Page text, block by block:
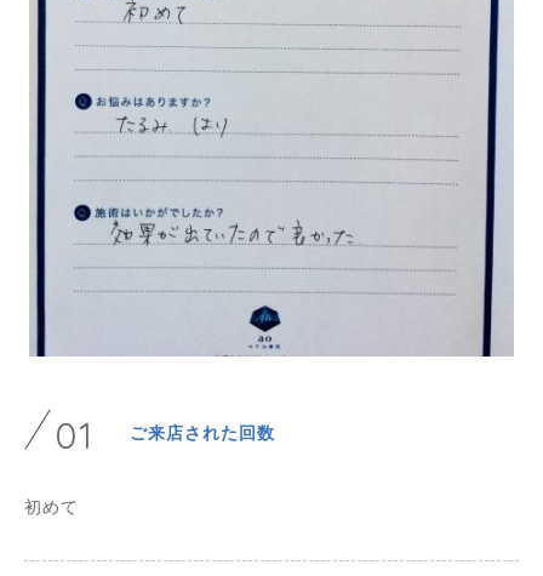
01 ご来店された回数
初めて